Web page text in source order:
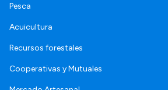
Pesca
Acuicultura
Recursos forestales
Cooperativas y Mutuales